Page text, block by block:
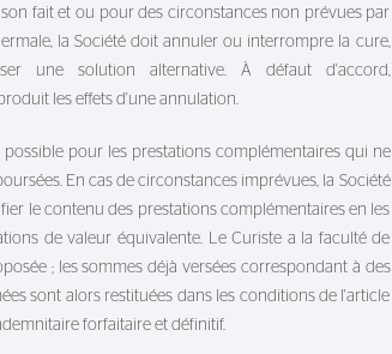
fait et ou pour des circonstances non prévues par
la Société doit annuler ou interrompre la cure,
une solution alternative. À défaut d'accord,
les effets d'une annulation.
pour les prestations complémentaires qui ne
En cas de circonstances imprévues, la Société
le contenu des prestations complémentaires en les
de valeur équivalente. Le Curiste a la faculté de
; les sommes déjà versées correspondant à des
sont alors restituées dans les conditions de l'article
forfaitaire et définitif.